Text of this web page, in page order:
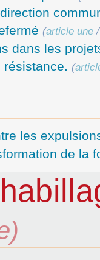
(article une /
dans les
résistance. (
les
de la